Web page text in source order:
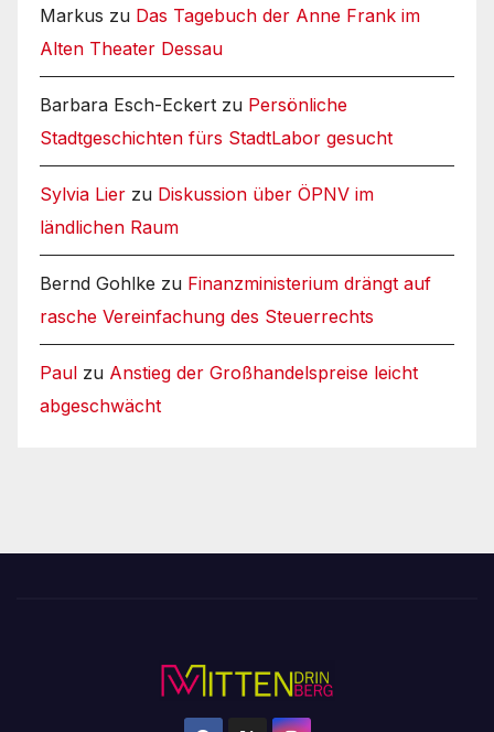
Markus zu Das Tagebuch der Anne Frank im
Alten Theater Dessau
Barbara Esch-Eckert zu Persönliche
Stadtgeschichten fürs StadtLabor gesucht
Sylvia Lier zu Diskussion über ÖPNV im
ländlichen Raum
Bernd Gohlke zu Finanzministerium drängt auf
rasche Vereinfachung des Steuerrechts
Paul zu Anstieg der Großhandelspreise leicht
abgeschwächt